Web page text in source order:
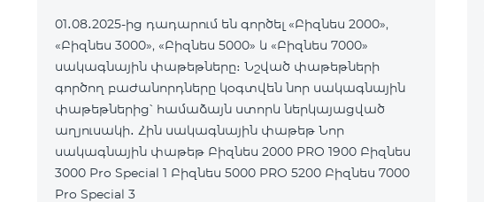
01․08․2025-ից դադարում են գործել «Բիզնես 2000»,
«Բիզնես 3000», «Բիզնես 5000» և «Բիզնես 7000»
սակագնային փաթեթները։ Նշված փաթեթների
գործող բաժանորդները կօգտվեն նոր սակագնային
փաթեթներից՝ համաձայն ստորև ներկայացված
աղյուսակի․ Հին սակագնային փաթեթ Նոր
սակագնային փաթեթ Բիզնես 2000 PRO 1900 Բիզնես
3000 Pro Special 1 Բիզնես 5000 PRO 5200 Բիզնես 7000
Pro Special 3